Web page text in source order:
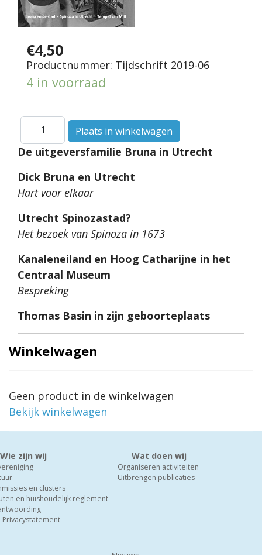
€4,50
Productnummer: Tijdschrift 2019-06
4 in voorraad
De uitgeversfamilie Bruna in Utrecht
Dick Bruna en Utrecht
Hart voor elkaar
Utrecht Spinozastad?
Het bezoek van Spinoza in 1673
Kanaleneiland en Hoog Catharijne in het
Centraal Museum
Bespreking
Thomas Basin in zijn geboorteplaats
Winkelwagen
Geen product in de winkelwagen
Bekijk winkelwagen
Wie zijn wij
en clusters
en huishoudelijk reglement
Privacystatement
Wat doen wij
Organiseren activiteiten
Uitbrengen publicaties